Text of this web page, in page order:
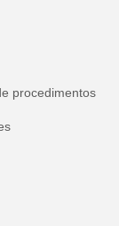
procedimentos